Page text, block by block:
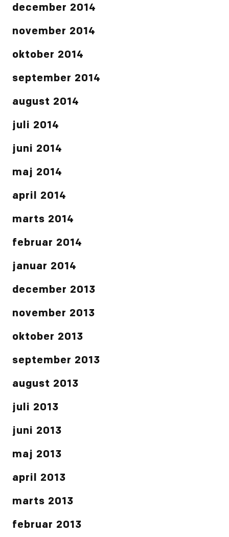
december 2014
november 2014
oktober 2014
september 2014
august 2014
juli 2014
juni 2014
maj 2014
april 2014
marts 2014
februar 2014
januar 2014
december 2013
november 2013
oktober 2013
september 2013
august 2013
juli 2013
juni 2013
maj 2013
april 2013
marts 2013
februar 2013